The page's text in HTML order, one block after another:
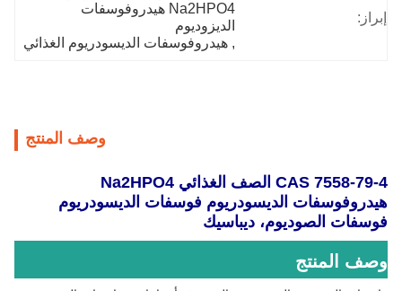
إبراز:
Na2HPO4 هيدروفوسفات
الديزوديوم
, هيدروفوسفات الديسودريوم الغذائي
وصف المنتج
CAS 7558-79-4 الصف الغذائي Na2HPO4
هيدروفوسفات الديسودريوم فوسفات الديسودريوم
فوسفات الصوديوم، ديباسيك
وصف المنتج